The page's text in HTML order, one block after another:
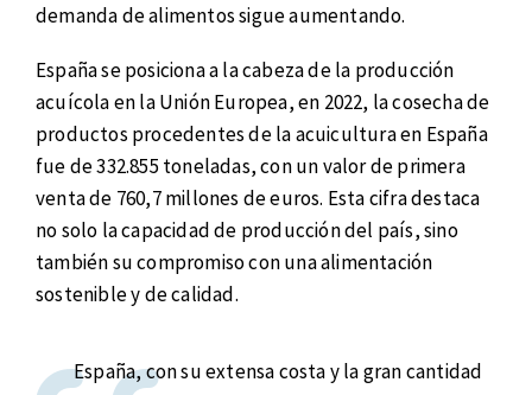
demanda de alimentos sigue aumentando.
España se posiciona a la cabeza de la producción
acuícola en la Unión Europea, en 2022, la cosecha de
productos procedentes de la acuicultura en España
fue de 332.855 toneladas, con un valor de primera
venta de 760,7 millones de euros. Esta cifra destaca
no solo la capacidad de producción del país, sino
también su compromiso con una alimentación
sostenible y de calidad.
España, con su extensa costa y la gran cantidad